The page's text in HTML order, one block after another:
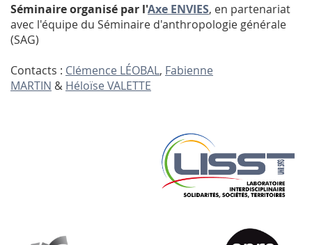
Séminaire organisé par l'Axe ENVIES, en partenariat
avec l'équipe du Séminaire d'anthropologie générale
(SAG)
Contacts : Clémence LÉOBAL, Fabienne
MARTIN & Héloïse VALETTE